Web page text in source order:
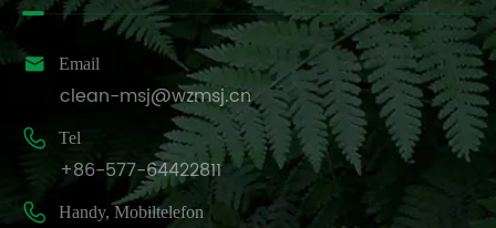
 Email
clean-msj@wzmsj.cn
 Tel
+86-577-64422811
 Handy, Mobiltelefon